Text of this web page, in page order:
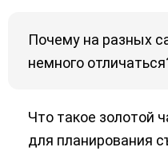
Почему на разных
немного
Что такое золотой
для планирования